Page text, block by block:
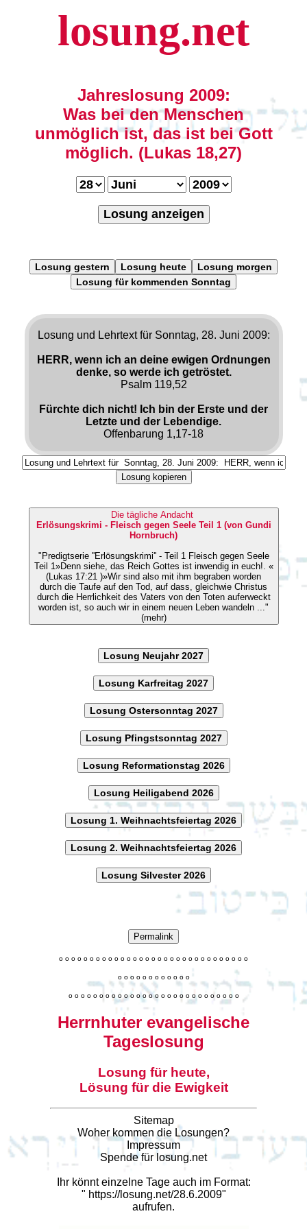
losung.net
Jahreslosung 2009:
Was bei den Menschen
unmöglich ist, das ist bei Gott
möglich. (Lukas 18,27)
Losung anzeigen
Losung gestern Losung heute
Losung morgen
Losung für kommenden Sonntag
Losung und Lehrtext für Sonntag, 28. Juni 2009:
HERR, wenn ich an deine ewigen Ordnungen
denke, so werde ich getröstet.
Psalm 119,52
Fürchte dich nicht! Ich bin der Erste und der
Letzte und der Lebendige.
Offenbarung 1,17-18
Losung kopieren
Die tägliche Andacht
Erlösungskrimi - Fleisch gegen Seele Teil 1 (von Gundi
Hornbruch)
"Predigtserie ''Erlösungskrimi'' - Teil 1 Fleisch gegen Seele
Teil 1»Denn siehe, das Reich Gottes ist inwendig in euch!. «
(Lukas 17:21 )»Wir sind also mit ihm begraben worden
durch die Taufe auf den Tod, auf dass, gleichwie Christus
durch die Herrlichkeit des Vaters von den Toten auferweckt
worden ist, so auch wir in einem neuen Leben wandeln ..."
(mehr)
Losung Neujahr 2027
Losung Karfreitag 2027
Losung Ostersonntag 2027
Losung Pfingstsonntag 2027
Losung Reformationstag 2026
Losung Heiligabend 2026
Losung 1. Weihnachtsfeiertag 2026
Losung 2. Weihnachtsfeiertag 2026
Losung Silvester 2026
Permalink
o o o o o o o o o o o o o o o o o o o o o o o o o o o o o o o
o o o o o o o o o o o o
o o o o o o o o o o o o o o o o o o o o o o o o o o o o
Herrnhuter evangelische
Tageslosung
Losung für heute,
Lösung für die Ewigkeit
Sitemap
Woher kommen die Losungen?
Impressum
Spende für losung.net
Ihr könnt einzelne Tage auch im Format:
" https://losung.net/28.6.2009"
aufrufen.